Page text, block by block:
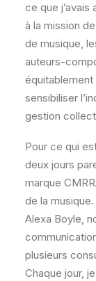
ce que
à la mission
de musique,
auteurs-
sensibiliser
gestion
Pour ce qui
deux jours
marque
de la
Alexa Boyle,
plusieurs
Chaque jour,